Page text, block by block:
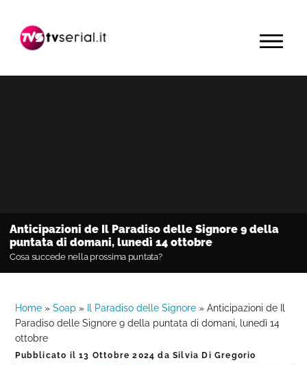
navigazione
contenuto
barra
primaria
MENU
Anticipazioni de Il Paradiso delle Signore 9 della
puntata di domani, lunedì 14 ottobre
Cosa succede nella prossima puntata?
Home »Soap » Il Paradiso delle Signore »Anticipazioni de Il
Paradiso delle Signore 9 della puntata di domani, lunedì 14
ottobre
Pubblicato il13 Ottobre 2024 daSilvia Di Gregorio